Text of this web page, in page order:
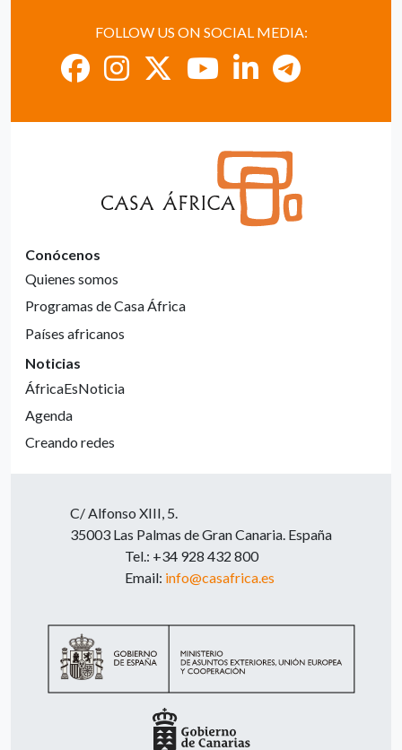
FOLLOW US ON SOCIAL MEDIA:
Conócenos
Quienes somos
Programas de Casa África
Países africanos
Noticias
ÁfricaEsNoticia
Agenda
Creando redes
C/ Alfonso XIII, 5.
35003 Las Palmas de Gran Canaria. España
Tel.: +34 928 432 800
Email: info@casafrica.es